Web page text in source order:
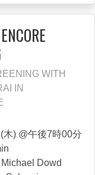
WITH
IN
木) @午後7時00分
Michael Dowd